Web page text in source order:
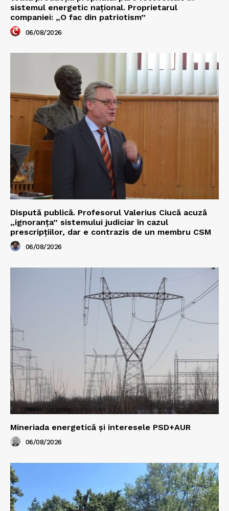
sistemul energetic național. Proprietarul
companiei: „O fac din patriotism”
06/08/2026
Dispută publică. Profesorul Valerius Ciucă acuză
„ignoranța” sistemului judiciar în cazul
prescripțiilor, dar e contrazis de un membru CSM
06/08/2026
Mineriada energetică și interesele PSD+AUR
06/08/2026